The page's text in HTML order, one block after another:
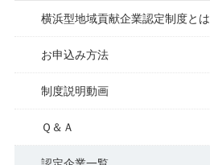
横浜型地域貢献企業認定制度とは
お申込み方法
制度説明動画
Ｑ＆Ａ